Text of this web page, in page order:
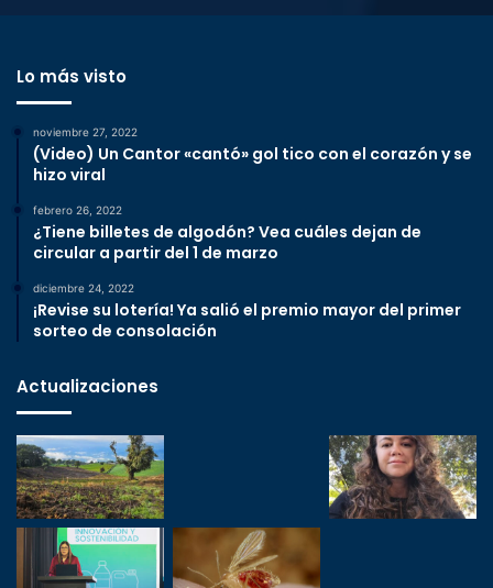
Lo más visto
noviembre 27, 2022
(Video) Un Cantor «cantó» gol tico con el corazón y se
hizo viral
febrero 26, 2022
¿Tiene billetes de algodón? Vea cuáles dejan de
circular a partir del 1 de marzo
diciembre 24, 2022
¡Revise su lotería! Ya salió el premio mayor del primer
sorteo de consolación
Actualizaciones